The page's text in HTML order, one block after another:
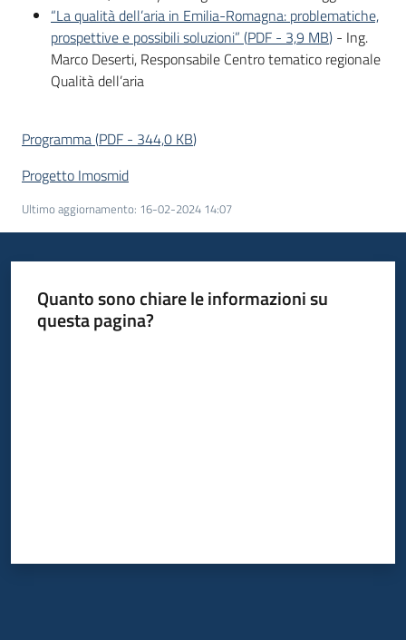
“La qualità dell’aria in Emilia-Romagna: problematiche,
prospettive e possibili soluzioni” (PDF - 3,9 MB) - Ing.
Marco Deserti, Responsabile Centro tematico regionale
Qualità dell’aria
Programma(PDF - 344,0 KB)
Progetto Imosmid
Ultimo aggiornamento: 16-02-2024 14:07
Quanto sono chiare le informazioni su
questa pagina?